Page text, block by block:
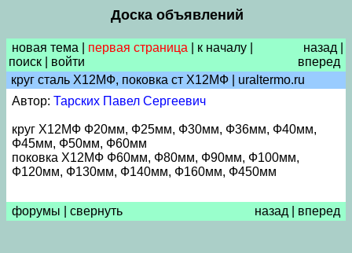
Доска объявлений
новая тема первая страница к началу
поиск
войти
назад
вперед
круг сталь Х12МФ, поковка ст Х12МФ | uraltermo.ru
Автор: Тарских Павел Сергеевич
круг Х12МФ Ф20мм, Ф25мм, Ф30мм, Ф36мм, Ф40мм,
Ф45мм, Ф50мм, Ф60мм
поковка Х12МФ Ф60мм, Ф80мм, Ф90мм, Ф100мм,
Ф120мм, Ф130мм, Ф140мм, Ф160мм, Ф450мм
форумы свернуть назад вперед